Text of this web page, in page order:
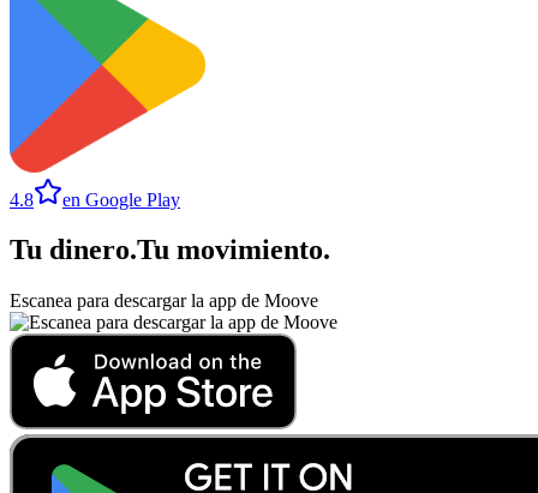
4.8 en Google Play
Tu dinero.Tu movimiento.
Escanea para descargar la app de Moove